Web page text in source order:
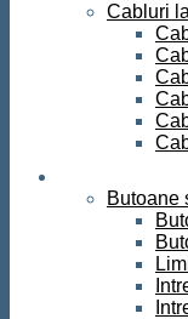
Cabluri
Butoane